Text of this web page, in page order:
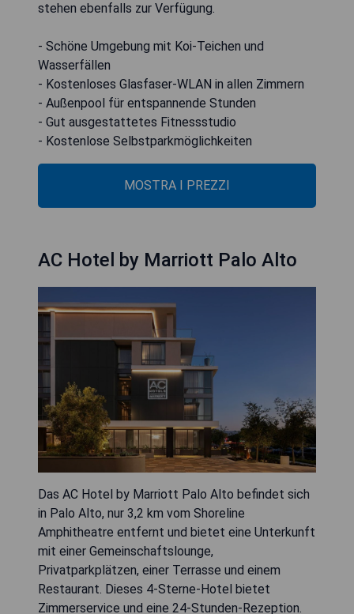
stehen ebenfalls zur Verfügung.
- Schöne Umgebung mit Koi-Teichen und
Wasserfällen
- Kostenloses Glasfaser-WLAN in allen Zimmern
- Außenpool für entspannende Stunden
- Gut ausgestattetes Fitnessstudio
- Kostenlose Selbstparkmöglichkeiten
MOSTRA I PREZZI
AC Hotel by Marriott Palo Alto
Das AC Hotel by Marriott Palo Alto befindet sich
in Palo Alto, nur 3,2 km vom Shoreline
Amphitheatre entfernt und bietet eine Unterkunft
mit einer Gemeinschaftslounge,
Privatparkplätzen, einer Terrasse und einem
Restaurant. Dieses 4-Sterne-Hotel bietet
Zimmerservice und eine 24-Stunden-Rezeption.